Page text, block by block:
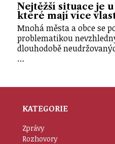
Nejtěžší situace je
které mají více
Mnohá města a obce se
problematikou
dlouhodobě
…
KATEGORIE
Zprávy
Rozhovory